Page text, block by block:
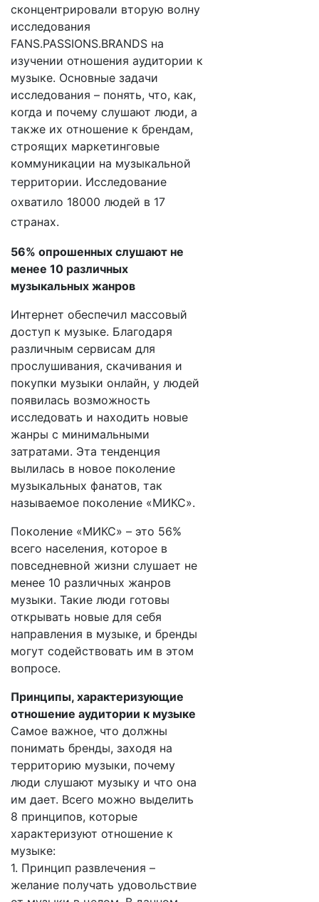
сконцентрировали вторую волну
исследования
FANS.PASSIONS.BRANDS на
изучении отношения аудитории к
музыке. Основные задачи
исследования – понять, что, как,
когда и почему слушают люди, а
также их отношение к брендам,
строящих маркетинговые
коммуникации на музыкальной
территории. Исследование
охватило 18000 людей в 17
странах.
56% опрошенных слушают не
менее 10 различных
музыкальных жанров
Интернет обеспечил массовый
доступ к музыке. Благодаря
различным сервисам для
прослушивания, скачивания и
покупки музыки онлайн, у людей
появилась возможность
исследовать и находить новые
жанры с минимальными
затратами. Эта тенденция
вылилась в новое поколение
музыкальных фанатов, так
называемое поколение «МИКС».
Поколение «МИКС» – это 56%
всего населения, которое в
повседневной жизни слушает не
менее 10 различных жанров
музыки. Такие люди готовы
открывать новые для себя
направления в музыке, и бренды
могут содействовать им в этом
вопросе.
Принципы, характеризующие
отношение аудитории к музыке
Самое важное, что должны
понимать бренды, заходя на
территорию музыки, почему
люди слушают музыку и что она
им дает. Всего можно выделить
8 принципов, которые
характеризуют отношение к
музыке:
1. Принцип развлечения –
желание получать удовольствие